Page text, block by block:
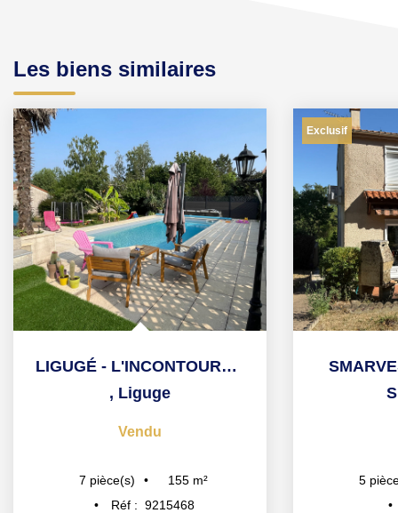
Les biens similaires
LIGUGÉ - L'INCONTOURNABLE
, Liguge
Vendu
7 pièce(s) 155 m²
Réf : 9215468
Exclusif
5